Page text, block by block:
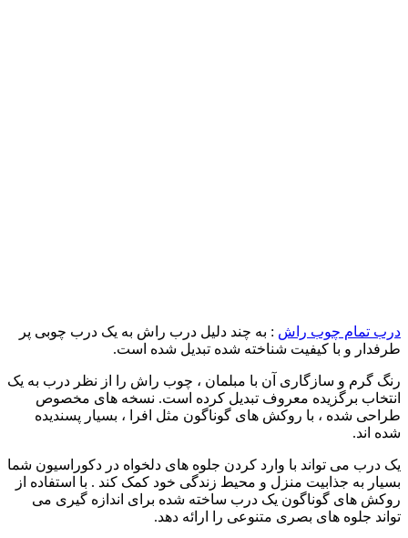
درب تمام چوب راش : به چند دلیل درب راش به یک درب چوبی پر
طرفدار و با کیفیت شناخته شده تبدیل شده است.
رنگ گرم و سازگاری آن با مبلمان ، چوب راش را از نظر درب به یک
انتخاب برگزیده معروف تبدیل کرده است. نسخه های مخصوص
طراحی شده ، با روکش های گوناگون مثل افرا ، بسیار پسندیده
شده اند.
یک درب می تواند با وارد کردن جلوه های دلخواه در دکوراسیون شما
بسیار به جذابیت منزل و محیط زندگی خود کمک کند . با استفاده از
روکش های گوناگون یک درب ساخته شده برای اندازه گیری می
تواند جلوه های بصری متنوعی را ارائه دهد.